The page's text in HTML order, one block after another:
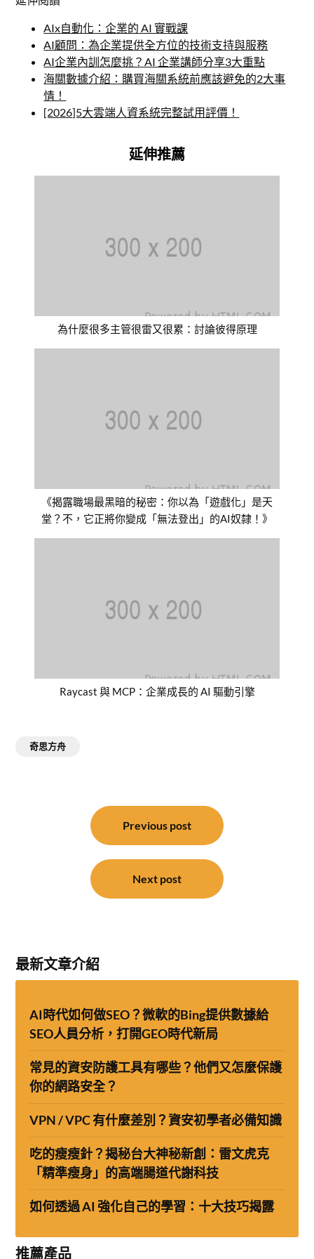
AIx自動化：企業的 AI 實戰課
AI顧問：為企業提供全方位的技術支持與服務
AI企業內訓怎麼挑？AI 企業講師分享3大重點
海關數據介紹：購買海關系統前應該避免的2大事
情！
[2026]5大雲端人資系統完整試用評價！
延伸推薦
為什麼很多主管很雷又很累：討論彼得原理
《揭露職場最黑暗的秘密：你以為「遊戲化」是天
堂？不，它正將你變成「無法登出」的AI奴隸！》
Raycast 與 MCP：企業成長的 AI 驅動引擎
奇思方舟
Previous post
Next post
最新文章介紹
AI時代如何做SEO？微軟的Bing提供數據給
SEO人員分析，打開GEO時代新局
常見的資安防護工具有哪些？他們又怎麼保護
你的網路安全？
VPN / VPC 有什麼差別？資安初學者必備知識
吃的瘦瘦針？揭秘台大神秘新創：雷文虎克
「精準瘦身」的高端腸道代謝科技
如何透過 AI 強化自己的學習：十大技巧揭露
推薦產品